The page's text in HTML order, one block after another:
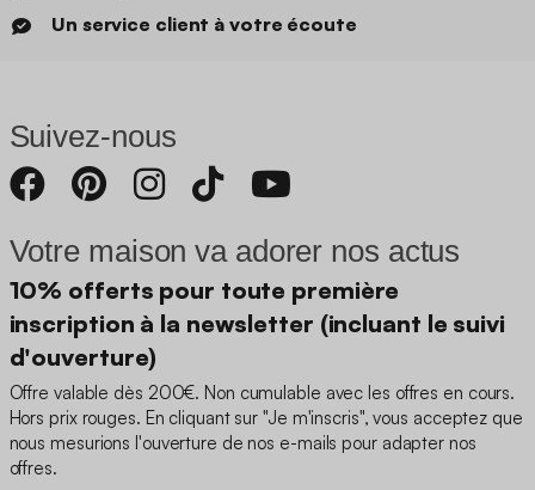
Un service client à votre écoute
Suivez-nous
Votre maison va adorer nos actus
10% offerts pour toute première
inscription à la newsletter (incluant le suivi
d'ouverture)
Offre valable dès 200€. Non cumulable avec les offres en cours.
Hors prix rouges. En cliquant sur "Je m'inscris", vous acceptez que
nous mesurions l'ouverture de nos e-mails pour adapter nos
offres.